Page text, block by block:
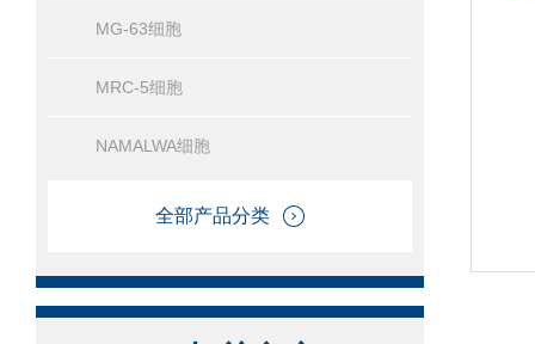
MG-63细胞
MRC-5细胞
NAMALWA细胞
全部产品分类